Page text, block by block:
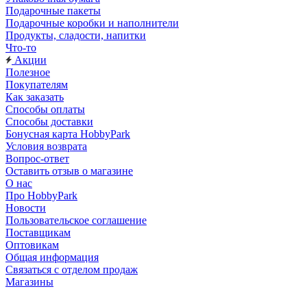
Подарочные пакеты
Подарочные коробки и наполнители
Продукты, сладости, напитки
Что-то
Акции
Полезное
Покупателям
Как заказать
Способы оплаты
Способы доставки
Бонусная карта HobbyPark
Условия возврата
Вопрос-ответ
Оставить отзыв о магазине
О нас
Про HobbyPark
Новости
Пользовательское соглашение
Поставщикам
Оптовикам
Общая информация
Связаться с отделом продаж
Магазины